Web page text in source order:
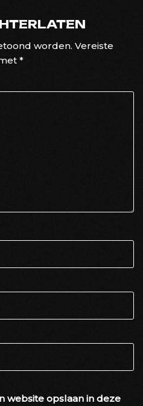
worden. Vereiste
*
website opslaan in deze